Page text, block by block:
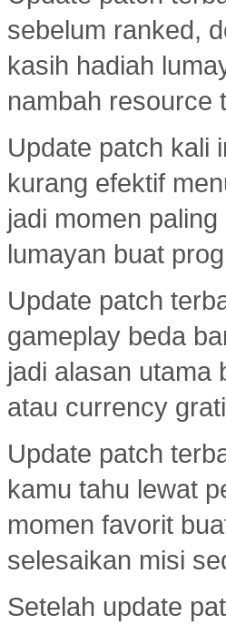
sebelum ranked,
kasih hadiah
nambah resource
Update patch kali
kurang efektif
jadi momen
lumayan buat
Update patch
gameplay beda
jadi alasan utama
atau currency
Update patch
kamu tahu lewat
momen favorit
selesaikan misi
Setelah update